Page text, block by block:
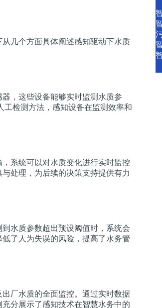
几个方面具体阐述感知驱动下水质
，这些设备能够实时监测水质参
检测方法，感知设备在监测效率和
系统可以对水质变化进行实时监控
处理，为后续的决策支持提供有力
水质参数超出预设阈值时，系统会
了人为失误的风险，提高了水务管
厂水质的全面监控。通过实时数据
分展示了感知技术在智慧水务中的